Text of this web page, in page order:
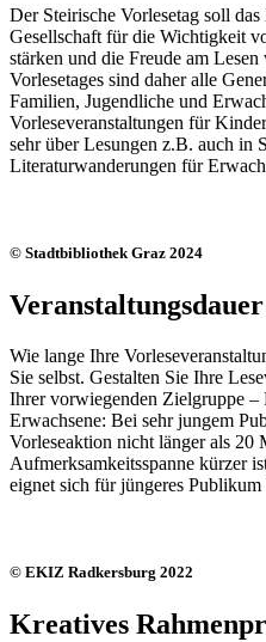
Der Steirische Vorlesetag soll
Gesellschaft für die Wichtigkeit
stärken und die Freude am
Vorlesetages sind daher alle
Familien, Jugendliche und
Vorleseveranstaltungen für
sehr über Lesungen z.B. auch in
Literaturwanderungen für
© Stadtbibliothek Graz 2024
Veranstaltungsdauer
Wie lange Ihre
Sie selbst. Gestalten Sie Ihre
Ihrer vorwiegenden Zielgruppe –
Erwachsene: Bei sehr jungem
Vorleseaktion nicht länger als 20
Aufmerksamkeitsspanne kürzer
eignet sich für jüngeres Publikum
© EKIZ Radkersburg 2022
Kreatives